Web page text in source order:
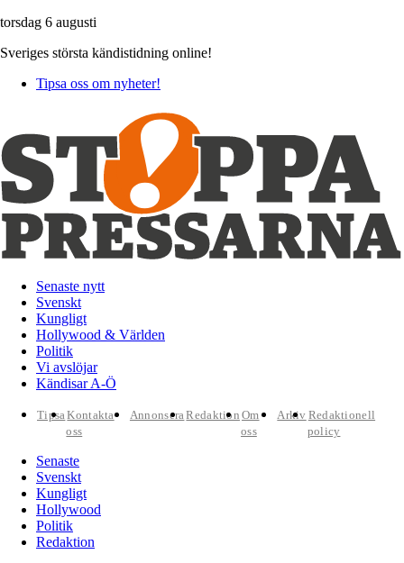
torsdag 6 augusti
Sveriges största kändistidning online!
Tipsa oss om nyheter!
Senaste nytt
Svenskt
Kungligt
Hollywood & Världen
Politik
Vi avslöjar
Kändisar A-Ö
TipsaKontakta
oss
AnnonseraRedaktion Om
oss
Arkiv Redaktionell
policy
Senaste
Svenskt
Kungligt
Hollywood
Politik
Redaktion